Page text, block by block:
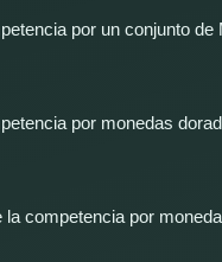
por un conjunto de
por monedas
competencia por